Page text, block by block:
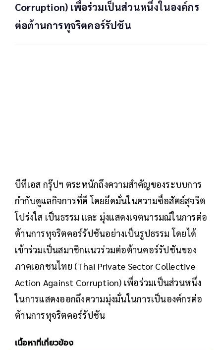
Corruption) เพื่อร่วมเป็นส่วนหนึ่งในองค์กร
ต่อต้านการทุจริตคอร์รัปชัน
บีทีเอส กรุ๊ปฯ ตระหนักถึงความสำคัญของระบบการ
กำกับดูแลกิจการที่ดี โดยยึดมั่นในความซื่อสัตย์สุจริต
โปร่งใส เป็นธรรม และ มุ่งแสดงเจตนารมณ์ในการต่อ
ต้านการทุจริตคอร์รัปชันอย่างเป็นรูปธรรม โดยได้
เข้าร่วมเป็นสมาชิกแนวร่วมต่อต้านคอร์รัปชันของ
ภาคเอกชนไทย (Thai Private Sector Collective
Action Against Corruption) เพื่อร่วมเป็นส่วนหนึ่ง
ในการแสดงออกถึงความมุ่งมั่นในการเป็นองค์กรต่อ
ต้านการทุจริตคอร์รัปชัน
เนื้อหาที่เกี่ยวข้อง